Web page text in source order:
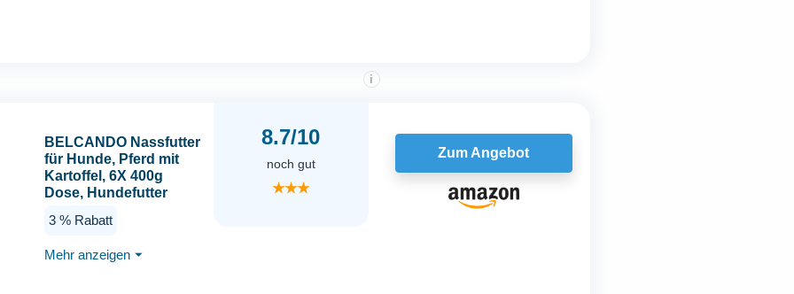
BELCANDO Nassfutter
für Hunde, Pferd mit
Kartoffel, 6X 400g
Dose, Hundefutter
Made in Germany
3 % Rabatt
Mehr anzeigen ⏷
8.7/10
i
noch gut
★★★
Zum Angebot